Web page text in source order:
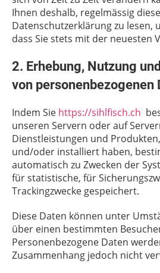
Ihnen deshalb, regelmässig diese
Datenschutzerklärung zu lesen,
dass Sie stets mit der neuesten
2. Erhebung, Nutzung
von personenbezogenen
Indem Sie https://sihlfisch.ch
unseren Servern oder auf
Dienstleistungen und
und/oder installiert haben,
automatisch zu Zwecken der
für statistische, für
Trackingzwecke gespeichert.
Diese Daten können unter
über einen bestimmten
Personenbezogene Daten
Zusammenhang jedoch nicht